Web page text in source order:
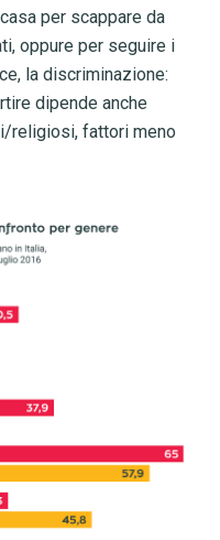
per scappare da
oppure per seguire i
la discriminazione:
dipende anche
religiosi, fattori meno